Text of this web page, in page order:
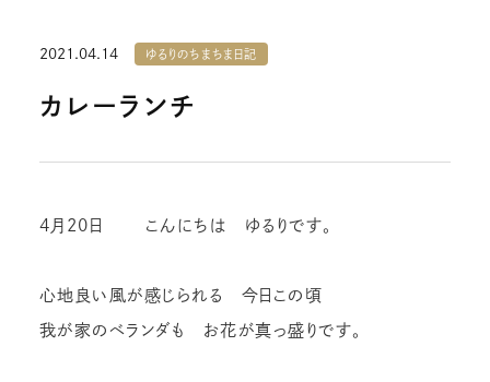
2021.04.14 ゆるりのちまちま日記
4月20日 こんにちは ゆるりです。
心地良い風が感じられる 今日この頃
我が家のベランダも お花が真っ盛りです。